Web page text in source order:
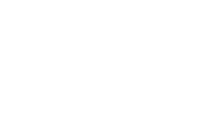
V nedeljo pa je nato
Poteka dopisna seja
moral biti 25.10.
bo. Uradno izjavo